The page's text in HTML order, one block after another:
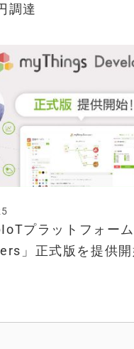
調達
プラットフォー
」正式版を提供開